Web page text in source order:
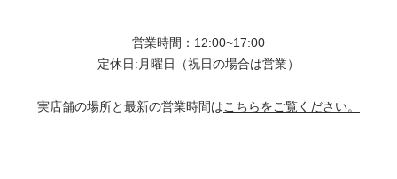
営業時間：12:00~17:00
定休日:月曜日（祝日の場合は営業）
実店舗の場所と最新の営業時間はこちらをご覧ください。